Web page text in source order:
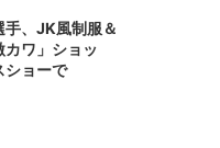
手、JK風制服＆
カワ」ショッ
ョーで